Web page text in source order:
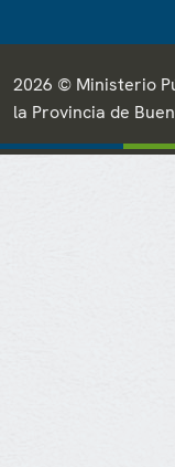
2026 © Ministerio
la Provincia de